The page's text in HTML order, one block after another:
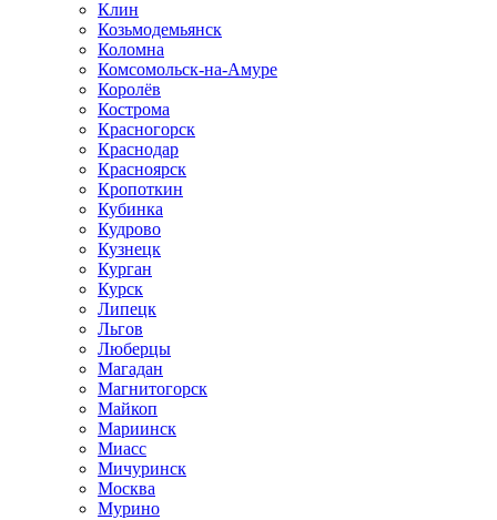
Клин
Козьмодемьянск
Коломна
Комсомольск-на-Амуре
Королёв
Кострома
Красногорск
Краснодар
Красноярск
Кропоткин
Кубинка
Кудрово
Кузнецк
Курган
Курск
Липецк
Льгов
Люберцы
Магадан
Магнитогорск
Майкоп
Мариинск
Миасс
Мичуринск
Москва
Мурино